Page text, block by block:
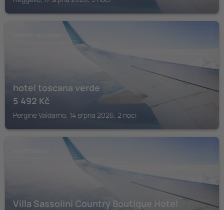
hotel toscana verde
5 492 Kč
Pergine Valdarno, 14 srpna 2026, 2 noci
Villa Sassolini Country Boutique Hotel